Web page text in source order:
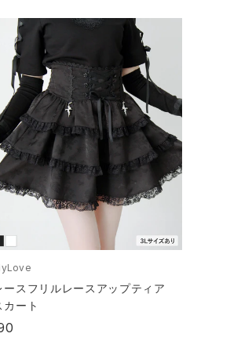
ースフリルレースアップティア
カート